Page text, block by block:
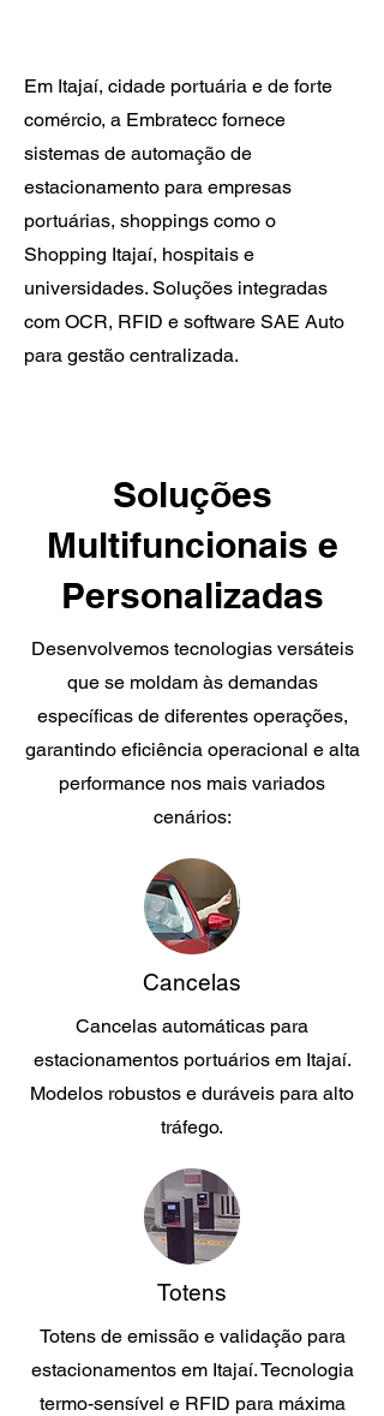
Em Itajaí, cidade portuária e de forte
comércio, a Embratecc fornece
sistemas de automação de
estacionamento para empresas
portuárias, shoppings como o
Shopping Itajaí, hospitais e
universidades. Soluções integradas
com OCR, RFID e software SAE Auto
para gestão centralizada.
Soluções
Multifuncionais e
Personalizadas
Desenvolvemos tecnologias versáteis
que se moldam às demandas
específicas de diferentes operações,
garantindo eficiência operacional e alta
performance nos mais variados
cenários:
Cancelas
Cancelas automáticas para
estacionamentos portuários em Itajaí.
Modelos robustos e duráveis para alto
tráfego.
Totens
Totens de emissão e validação para
estacionamentos em Itajaí. Tecnologia
termo-sensível e RFID para máxima